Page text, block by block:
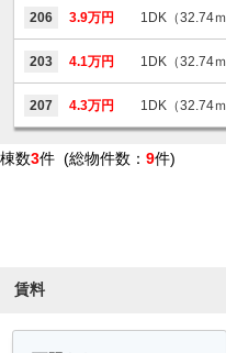
206 3.9万円 1DK（32.74ｍ
203 4.1万円 1DK（32.74ｍ
207 4.3万円 1DK（32.74ｍ
棟数3件 (総物件数： 9件)
賃料